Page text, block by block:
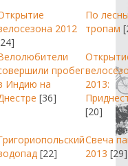
2012
По
тропам
пробег
Индию на
[36]
2013:
[20]
[22]
Свеча
2013 [29]